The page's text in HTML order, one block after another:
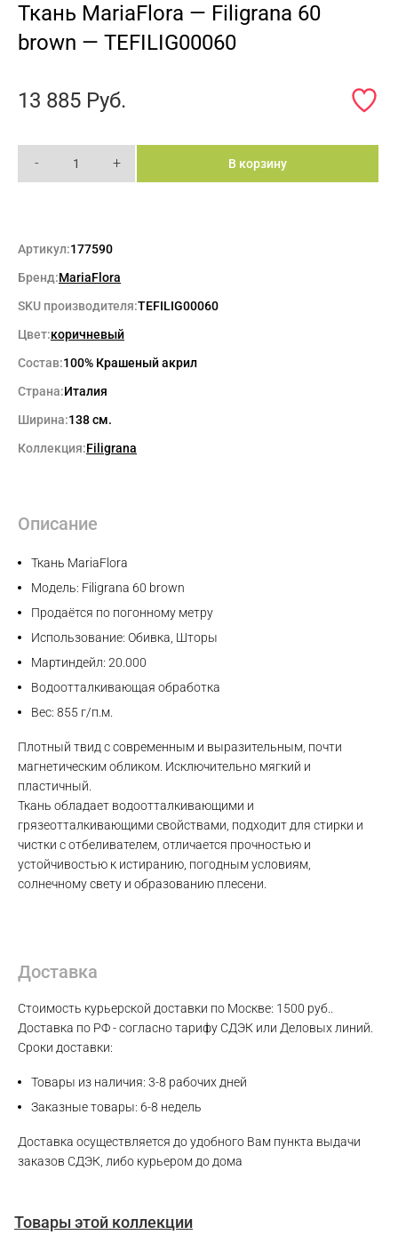
Ткань MariaFlora — Filigrana 60
brown — TEFILIG00060
13 885 Руб.
- + В корзину
Артикул:177590
Бренд:MariaFlora
SKU производителя:TEFILIG00060
Цвет:коричневый
Состав:100% Крашеный акрил
Страна:Италия
Ширина:138 см.
Коллекция:Filigrana
Описание
Ткань MariaFlora
Модель: Filigrana 60 brown
Продаётся по погонному метру
Использование: Обивка, Шторы
Мартиндейл: 20.000
Водоотталкивающая обработка
Вес: 855 г/п.м.
Плотный твид с современным и выразительным, почти
магнетическим обликом. Исключительно мягкий и
пластичный.
Ткань обладает водоотталкивающими и
грязеотталкивающими свойствами, подходит для стирки и
чистки с отбеливателем, отличается прочностью и
устойчивостью к истиранию, погодным условиям,
солнечному свету и образованию плесени.
Доставка
Стоимость курьерской доставки по Москве: 1500 руб..
Доставка по РФ - согласно тарифу СДЭК или Деловых линий.
Сроки доставки:
Товары из наличия: 3-8 рабочих дней
Заказные товары: 6-8 недель
Доставка осуществляется до удобного Вам пункта выдачи
заказов СДЭК, либо курьером до дома
Товары этой коллекции
Max